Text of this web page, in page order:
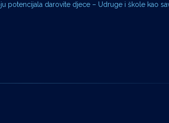
potencijala darovite djece – Udruge i škole kao